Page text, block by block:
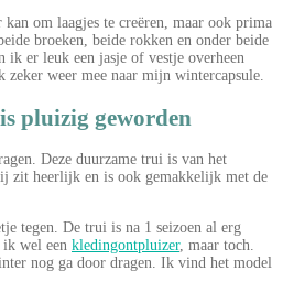
om laagjes te creëren, maar ook prima
broeken, beide rokken en onder beide
ik er leuk een jasje of vestje overheen
zeker weer mee naar mijn wintercapsule.
pluizig geworden
Deze duurzame trui is van het
zit heerlijk en is ook gemakkelijk met de
tegen. De trui is na 1 seizoen al erg
wel een kledingontpluizer, maar toch.
nog ga door dragen. Ik vind het model